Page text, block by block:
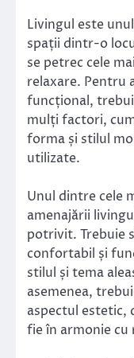
Livingul este
spații dintr-o
se petrec cele
relaxare. Pentru
funcțional,
mulți factori,
forma și stilul
utilizate.
Unul dintre cele
amenajării
potrivit. Trebuie
confortabil și
stilul și tema
asemenea,
aspectul estetic,
fie în armonie cu